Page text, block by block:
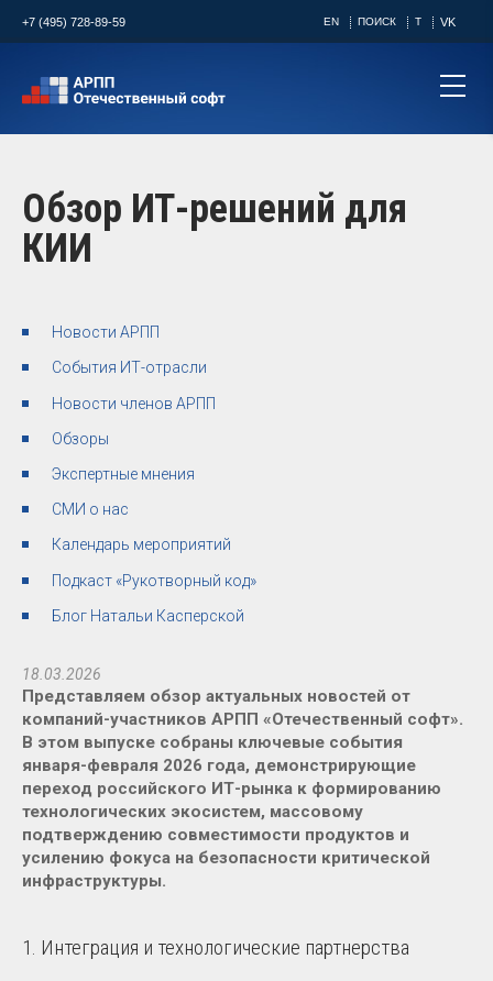
+7 (495) 728-89-59 EN ПОИСК T VK
Обзор ИТ-решений для
КИИ
Новости АРПП
События ИТ-отрасли
Новости членов АРПП
Обзоры
Экспертные мнения
СМИ о нас
Календарь мероприятий
Подкаст «Рукотворный код»
Блог Натальи Касперской
18.03.2026
Представляем обзор актуальных новостей от
компаний-участников АРПП «Отечественный софт».
В этом выпуске собраны ключевые события
января-февраля 2026 года, демонстрирующие
переход российского ИТ-рынка к формированию
технологических экосистем, массовому
подтверждению совместимости продуктов и
усилению фокуса на безопасности критической
инфраструктуры.
1. Интеграция и технологические партнерства